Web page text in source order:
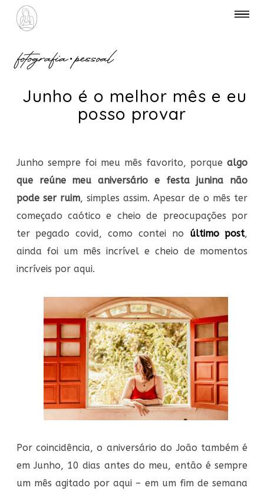
fotografia•pessoal
Junho é o melhor mês e eu
posso provar
Junho sempre foi meu mês favorito, porquealgo
que reúne meu aniversário e festa junina não
pode ser ruim, simples assim. Apesar de o mês ter
começado caótico e cheio de preocupações por
ter pegado covid, como contei no último post,
ainda foi um mês incrível e cheio de momentos
incríveis por aqui.
Por coincidência, o aniversário do João também é
em Junho, 10 dias antes do meu, então é sempre
um mês agitado por aqui – em um fim de semana